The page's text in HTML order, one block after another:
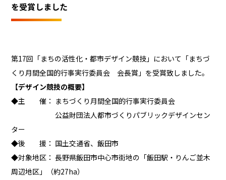
を受賞しました
第17回「まちの活性化・都市デザイン競技」において「まちづ
くり月間全国的行事実行委員会 会長賞」を受賞致しました。
【デザイン競技の概要】
◆主 催： まちづくり月間全国的行事実行委員会
公益財団法人都市づくりパブリックデザインセン
ター
◆後 援： 国土交通省、飯田市
◆対象地区： 長野県飯田市中心市街地の「飯田駅・りんご並木
周辺地区」（約27ha）